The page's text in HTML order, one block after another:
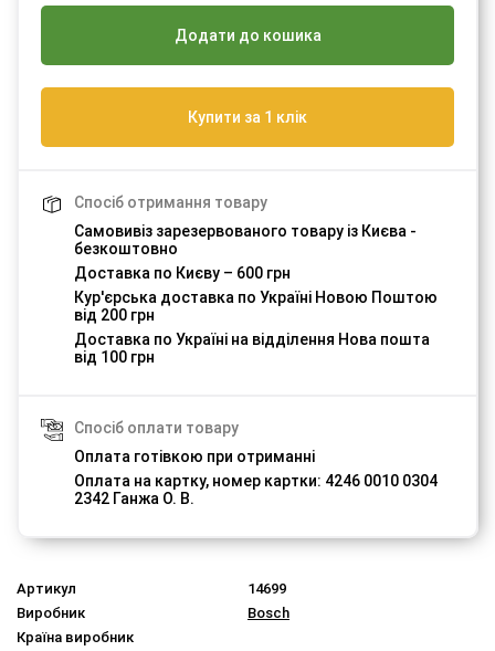
Додати до кошика
Купити за 1 клік
Спосіб отримання товару
Самовивіз зарезервованого товару із Києва -
безкоштовно
Доставка по Києву – 600 грн
Кур'єрська доставка по Україні Новою Поштою
від 200 грн
Доставка по Україні на відділення Нова пошта
від 100 грн
Спосіб оплати товару
Оплата готівкою при отриманні
Оплата на картку, номер картки: 4246 0010 0304
2342 Ганжа О. В.
Артикул
14699
Виробник
Bosch
Країна виробник